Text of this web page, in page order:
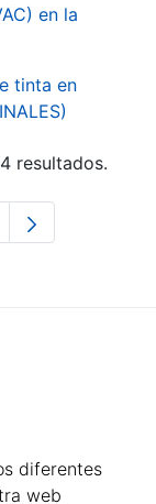
en la
tinta en
resultados.
intermedias Use
diferentes
web